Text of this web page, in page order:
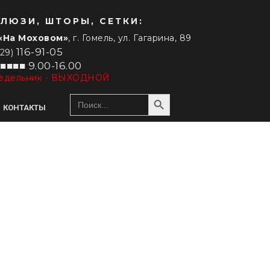
ШТОРЫ, СЕТКИ:
Моховом», г. Гомель, ул. Гагарина, 89
116-91-05
9.00-16.00
- ВЫХОДНОЙ
КОНТАКТЫ
Search
for:
Search Button